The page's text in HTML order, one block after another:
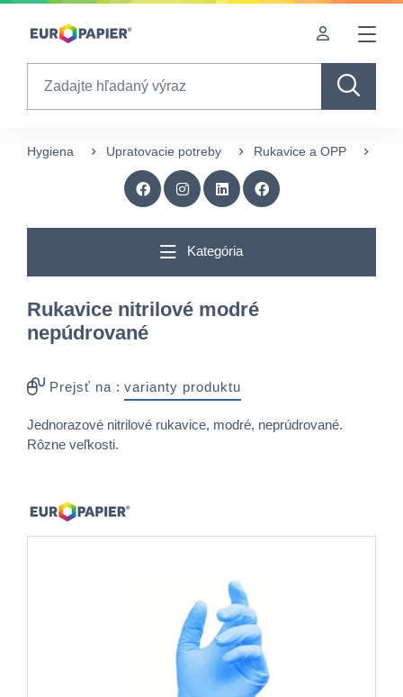
Table Of Content
Doplnkové produkty
Hygiena Upratovacie potreby Rukavice a OPP
Kategória
Rukavice nitrilové modré
nepúdrované
Prejsť na : varianty produktu
Jednorazové nitrilové rukavice, modré, neprúdrované.
Rôzne veľkosti.